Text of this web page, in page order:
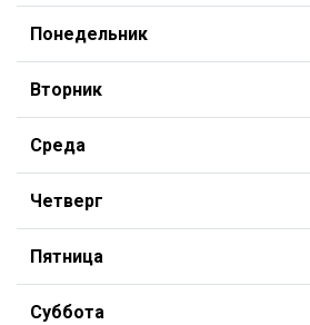
Понедельник
Вторник
Среда
Четверг
Пятница
Суббота